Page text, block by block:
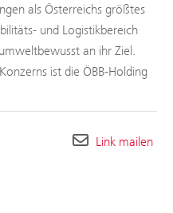
als Österreichs größtes
und Logistikbereich
an ihr Ziel.
ist die ÖBB-Holding
Link mailen